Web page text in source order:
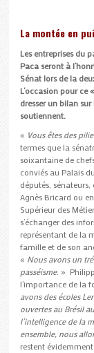
La montée en
Les entreprises du
Paca seront à
Sénat lors de la
L’occasion pour ce
dresser un bilan
soutiennent.
« Vous êtes des
termes que la
soixantaine de
conviés au Palais
députés,
Agnès Bricard ou
Supérieur des
s’échanger des
représentant de la
famille et de son
« Nous avons un
passéisme. »
l’importance de la
avons des écoles
ouvertes au Brésil
l’intelligence de la
ensemble, nous
restent